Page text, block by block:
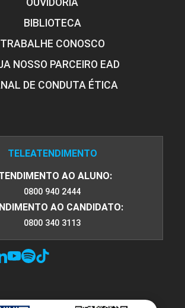
OUVIDORIA
BIBLIOTECA
TRABALHE CONOSCO
NOSSO PARCEIRO EAD
DE CONDUTA ÉTICA
TELEATENDIMENTO
AO ALUNO:
0800 940 2444
AO CANDIDATO:
0800 340 3113